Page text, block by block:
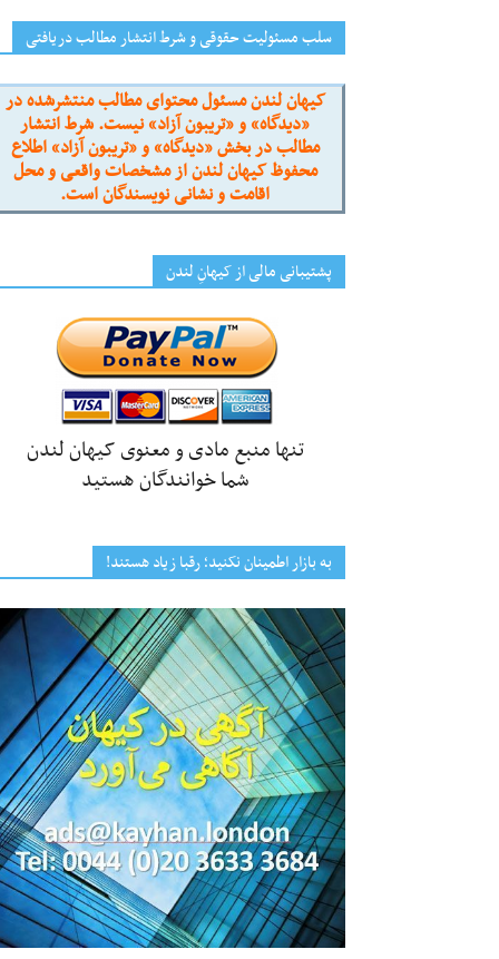
سلب مسئولیت حقوقی و شرط انتشار مطالب دریافتی
کیهان لندن مسئول محتوای مطالب منتشرشده در
«دیدگاه» و «تریبون آزاد» نیست. شرط انتشار
مطالب در بخش «دیدگاه» و «تریبون آزاد» اطلاع
محفوظ کیهان لندن از مشخصات واقعی و محل
اقامت و نشانی نویسندگان است.
پشتیبانی مالی از کیهانِ لندن
تنها منبع مادی و معنوی کیهان لندن
شما خوانندگان هستید
به بازار اطمینان نکنید؛ رقبا زیاد هستند!